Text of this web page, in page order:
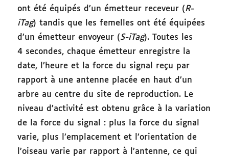
ont été équipés d’un émetteur receveur (R-
iTag) tandis que les femelles ont été équipées
d’un émetteur envoyeur (S-iTag). Toutes les
4 secondes, chaque émetteur enregistre la
date, l’heure et la force du signal reçu par
rapport à une antenne placée en haut d’un
arbre au centre du site de reproduction. Le
niveau d’activité est obtenu grâce à la variation
de la force du signal : plus la force du signal
varie, plus l’emplacement et l’orientation de
l’oiseau varie par rapport à l’antenne, ce qui